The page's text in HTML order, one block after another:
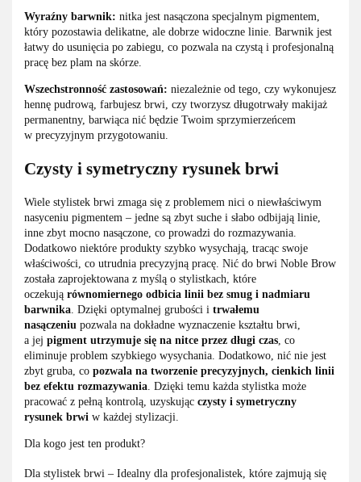
Wyraźny barwnik: nitka jest nasączona specjalnym pigmentem,
który pozostawia delikatne, ale dobrze widoczne linie. Barwnik jest
łatwy do usunięcia po zabiegu, co pozwala na czystą i profesjonalną
pracę bez plam na skórze.
Wszechstronność zastosowań: niezależnie od tego, czy wykonujesz
hennę pudrową, farbujesz brwi, czy tworzysz długotrwały makijaż
permanentny, barwiąca nić będzie Twoim sprzymierzeńcem
w precyzyjnym przygotowaniu.
Czysty i symetryczny rysunek brwi
Wiele stylistek brwi zmaga się z problemem nici o niewłaściwym
nasyceniu pigmentem – jedne są zbyt suche i słabo odbijają linie,
inne zbyt mocno nasączone, co prowadzi do rozmazywania.
Dodatkowo niektóre produkty szybko wysychają, tracąc swoje
właściwości, co utrudnia precyzyjną pracę. Nić do brwi Noble Brow
została zaprojektowana z myślą o stylistkach, które
oczekują równomiernego odbicia linii bez smug i nadmiaru
barwnika. Dzięki optymalnej grubości i trwałemu
nasączeniu pozwala na dokładne wyznaczenie kształtu brwi,
a jej pigment utrzymuje się na nitce przez długi czas, co
eliminuje problem szybkiego wysychania. Dodatkowo, nić nie jest
zbyt gruba, co pozwala na tworzenie precyzyjnych, cienkich linii
bez efektu rozmazywania. Dzięki temu każda stylistka może
pracować z pełną kontrolą, uzyskując czysty i symetryczny
rysunek brwi w każdej stylizacji.
Dla kogo jest ten produkt?
Dla stylistek brwi – Idealny dla profesjonalistek, które zajmują się